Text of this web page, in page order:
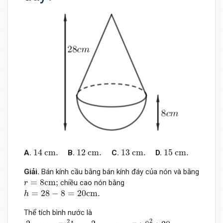
A. 14 cm.
14 cm B. 12 cm.
12 cm C. 13 cm.
13 cm D. 15 cm.
15 cm
Giải. Bán kính cầu bằng bán kính đáy của nón và bằng
r = 8cm;
r=8cm; chiều cao nón bằng
h = 28 − 8 = 20cm.
h =28−8 = 20 cm.
Thể tích bình nước là
2
23π r3+ πr2h3=2 3π ∗20 3=768